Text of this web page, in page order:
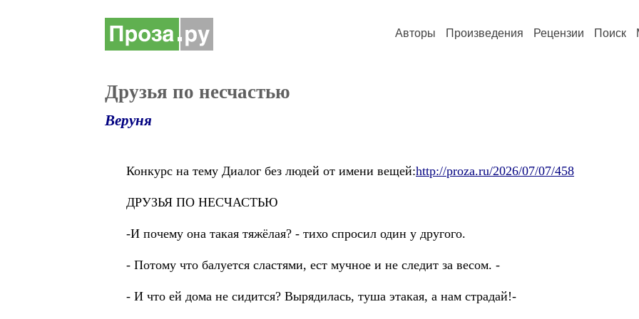
Авторы Произведения Рецензии Поиск
Друзья по несчастью
Веруня
Конкурс на тему Диалог без людей от имени вещей:http://proza.ru/2026/07/07/458
ДРУЗЬЯ ПО НЕСЧАСТЬЮ
-И почему она такая тяжёлая? - тихо спросил один у другого.
- Потому что балуется сластями, ест мучное и не следит за весом. -
- И что ей дома не сидится? Вырядилась, туша этакая, а нам страдай!-